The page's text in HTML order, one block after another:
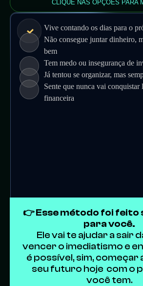
CLIQUE NAS OPÇÕES PARA
Vive contando os dias para o
Não consegue juntar dinheiro,
bem
Tem medo ou insegurança de
Já tentou se organizar, mas
Sente que nunca vai conquistar
financeira
👉 Esse método foi feito
para você.
Ele vai te ajudar a sair
vencer o imediatismo e
é possível, sim,
seu futuro hoje com o
você tem.